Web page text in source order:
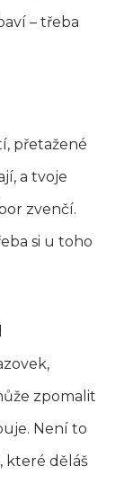
– třeba
přetažené
a tvoje
zvenčí.
si u toho
zpomalit
Není to
které děláš